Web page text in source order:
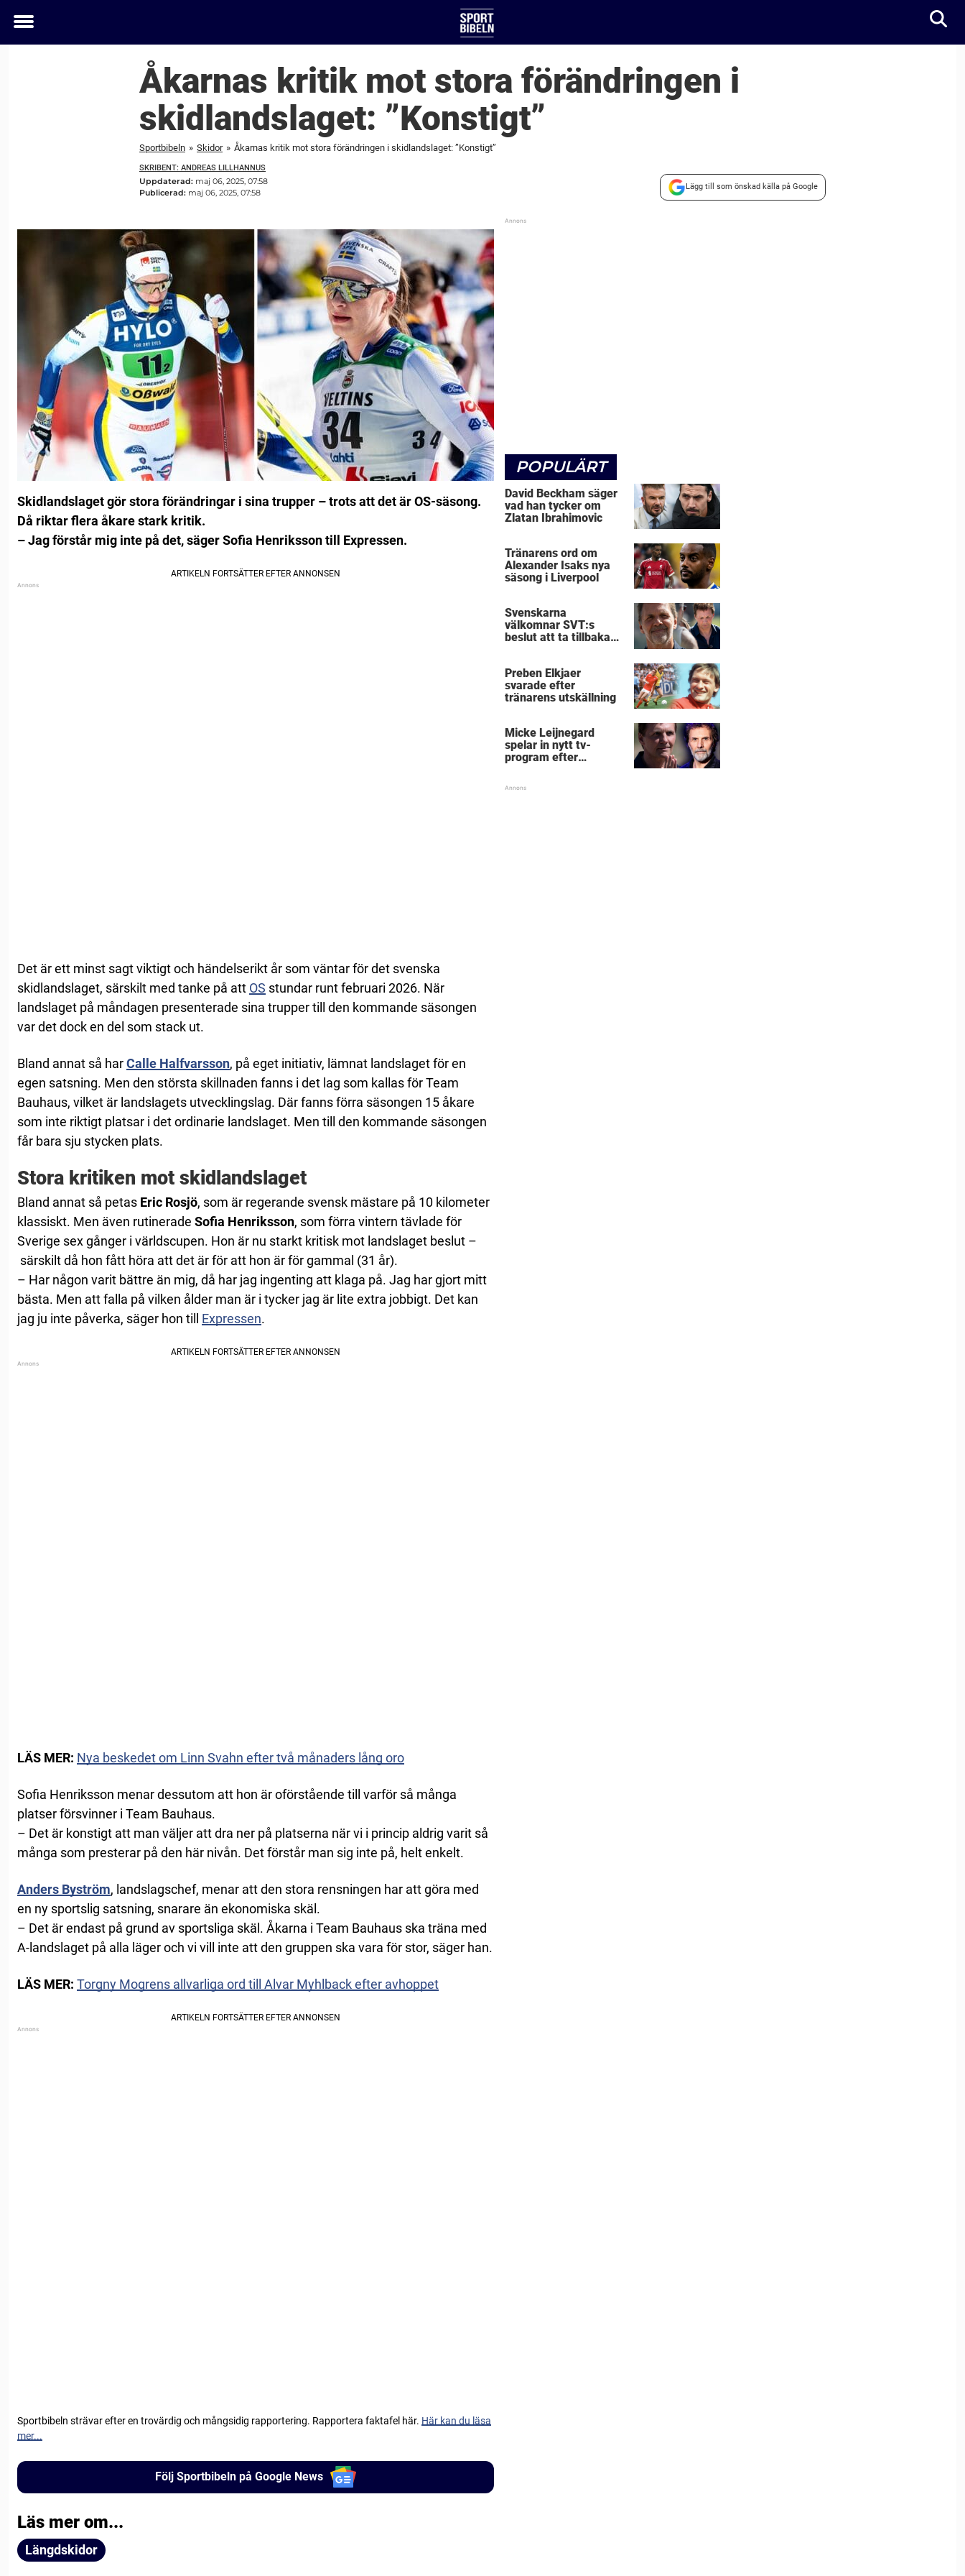
Toggle
Åkarnas kritik mot stora förändringen i
skidlandslaget: ”Konstigt”
Sportbibeln » Skidor » Åkarnas kritik mot stora förändringen i skidlandslaget: ”Konstigt”
SKRIBENT: ANDREAS LILLHANNUS
Uppdaterad: maj 06, 2025, 07:58
Publicerad: maj 06, 2025, 07:58
Lägg till som önskad källa på Google
Skidlandslaget gör stora förändringar i sina trupper – trots att det är OS-säsong.
Då riktar flera åkare stark kritik.
– Jag förstår mig inte på det, säger Sofia Henriksson till Expressen.
Det är ett minst sagt viktigt och händelserikt år som väntar för det svenska
skidlandslaget, särskilt med tanke på att OS stundar runt februari 2026. När
landslaget på måndagen presenterade sina trupper till den kommande säsongen
var det dock en del som stack ut.
Bland annat så harCalle Halfvarsson, på eget initiativ, lämnat landslaget för en
egen satsning. Men den största skillnaden fanns i det lag som kallas för Team
Bauhaus, vilket är landslagets utvecklingslag. Där fanns förra säsongen 15 åkare
som inte riktigt platsar i det ordinarie landslaget. Men till den kommande säsongen
får bara sju stycken plats.
Stora kritiken mot skidlandslaget
Bland annat så petas Eric Rosjö, som är regerande svensk mästare på 10 kilometer
klassiskt. Men även rutinerade Sofia Henriksson, som förra vintern tävlade för
Sverige sex gånger i världscupen. Hon är nu starkt kritisk mot landslaget beslut –
särskilt då hon fått höra att det är för att hon är för gammal (31 år).
– Har någon varit bättre än mig, då har jag ingenting att klaga på. Jag har gjort mitt
bästa. Men att falla på vilken ålder man är i tycker jag är lite extra jobbigt. Det kan
jag ju inte påverka, säger hon till Expressen.
LÄS MER: Nya beskedet om Linn Svahn efter två månaders lång oro
Sofia Henriksson menar dessutom att hon är oförstående till varför så många
platser försvinner i Team Bauhaus.
– Det är konstigt att man väljer att dra ner på platserna när vi i princip aldrig varit så
många som presterar på den här nivån. Det förstår man sig inte på, helt enkelt.
Anders Byström, landslagschef, menar att den stora rensningen har att göra med
en ny sportslig satsning, snarare än ekonomiska skäl.
– Det är endast på grund av sportsliga skäl. Åkarna i Team Bauhaus ska träna med
A-landslaget på alla läger och vi vill inte att den gruppen ska vara för stor, säger han.
LÄS MER: Torgny Mogrens allvarliga ord till Alvar Myhlback efter avhoppet
Sportbibeln strävar efter en trovärdig och mångsidig rapportering. Rapportera faktafel här. Här kan du läsa
mer...
Följ Sportbibeln på Google News
POPULÄRT
David Beckham säger
vad han tycker om
Zlatan Ibrahimovic
Tränarens ord om
Alexander Isaks nya
säsong i Liverpool
Svenskarna
välkomnar SVT:s
beslut att ta tillbaka
Preben Elkjaer
svarade efter
tränarens utskällning
Micke Leijnegard
spelar in nytt tv-
program efter
Läs mer om...
Längdskidor